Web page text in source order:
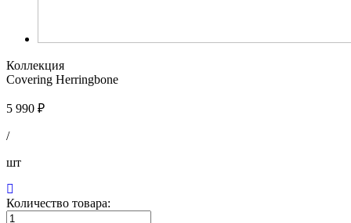
Коллекция
Covering Herringbone
5 990 ₽
/
шт
Количество товара: